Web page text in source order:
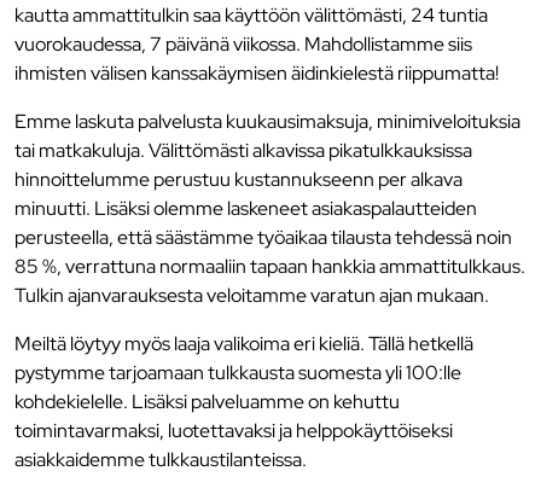
kautta ammattitulkin saa käyttöön välittömästi, 24 tuntia
vuorokaudessa, 7 päivänä viikossa. Mahdollistamme siis
ihmisten välisen kanssakäymisen äidinkielestä riippumatta!
Emme laskuta palvelusta kuukausimaksuja, minimiveloituksia
tai matkakuluja. Välittömästi alkavissa pikatulkkauksissa
hinnoittelumme perustuu kustannukseenn per alkava
minuutti. Lisäksi olemme laskeneet asiakaspalautteiden
perusteella, että säästämme työaikaa tilausta tehdessä noin
85 %, verrattuna normaaliin tapaan hankkia ammattitulkkaus.
Tulkin ajanvarauksesta veloitamme varatun ajan mukaan.
Meiltä löytyy myös laaja valikoima eri kieliä. Tällä hetkellä
pystymme tarjoamaan tulkkausta suomesta yli 100:lle
kohdekielelle. Lisäksi palveluamme on kehuttu
toimintavarmaksi, luotettavaksi ja helppokäyttöiseksi
asiakkaidemme tulkkaustilanteissa.